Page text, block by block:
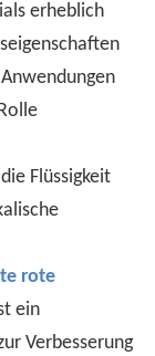
erheblich
Flüssigkeit
rote
ein
Verbesserung